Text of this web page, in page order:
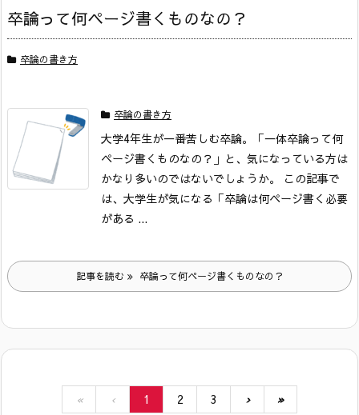
卒論って何ページ書くものなの？
卒論の書き方
卒論の書き方
大学4年生が一番苦しむ卒論。
「一体卒論って何
ページ書くものなの？」と、気になっている方は
かなり多いのではないでしょうか。
この記事で
は、大学生が気になる「卒論は何ページ書く必要
がある ...
記事を読む 卒論って何ページ書くものなの？
« ‹ 1 2 3 › »